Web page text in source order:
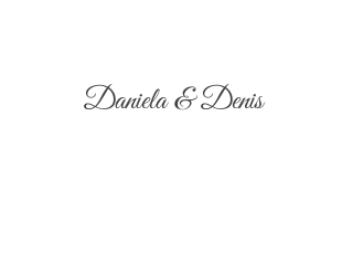
Daniela & Denis